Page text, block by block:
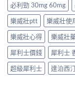
必利勁 30mg 60mg
樂威壯ptt
樂威壯使
樂威壯心得
樂威壯
犀利士價錢
犀利士
超級犀利士
達泊西